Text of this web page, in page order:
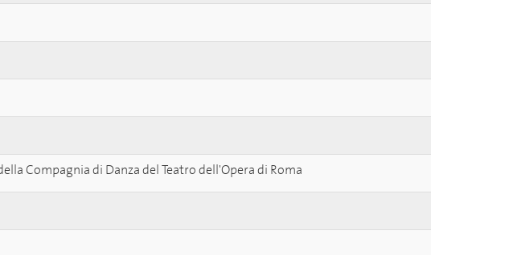
Compagnia di Danza del Teatro dell'Opera di Roma